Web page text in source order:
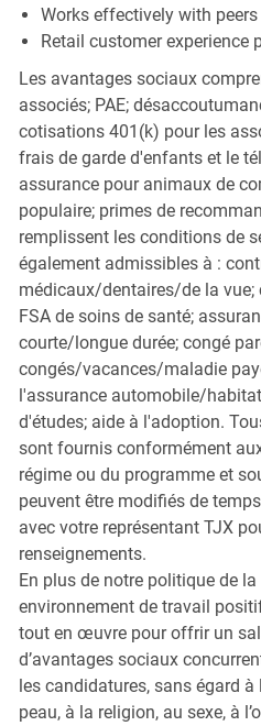
Works effectively with
Retail customer experience
Les avantages sociaux
associés; PAE;
cotisations 401(k) pour les
frais de garde d'enfants et le
assurance pour animaux de
populaire; primes de
remplissent les conditions de
également admissibles à :
médicaux/dentaires/de la vue;
FSA de soins de santé;
courte/longue durée; congé
congés/vacances/maladie
l'assurance automobile/
d'études; aide à l'adoption.
sont fournis conformément
régime ou du programme et
peuvent être modifiés de
avec votre représentant TJX
renseignements.
En plus de notre politique de la
environnement de travail
tout en œuvre pour offrir un
d’avantages sociaux
les candidatures, sans égard
peau, à la religion, au sexe, à